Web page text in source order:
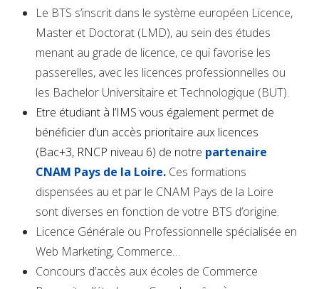
Le BTS s’inscrit dans le système européen Licence,
Master et Doctorat (LMD), au sein des études
menant au grade de licence, ce qui favorise les
passerelles, avec les licences professionnelles ou
les Bachelor Universitaire et Technologique (BUT).
Etre étudiant à l’IMS vous également permet de
bénéficier d’un accès prioritaire aux licences
(Bac+3, RNCP niveau 6) de notre partenaire
CNAM Pays de la Loire. Ces formations
dispensées au et par le CNAM Pays de la Loire
sont diverses en fonction de votre BTS d’origine.
Licence Générale ou Professionnelle spécialisée en
Web Marketing, Commerce…
Concours d’accès aux écoles de Commerce